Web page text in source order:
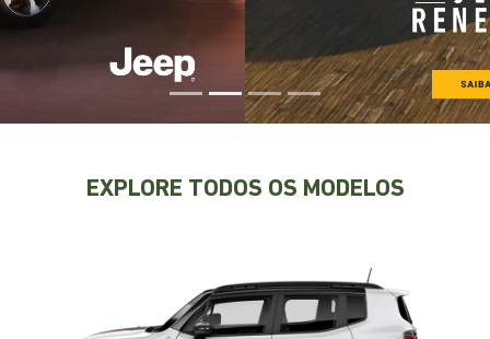
EXPLORE TODOS OS MODELOS